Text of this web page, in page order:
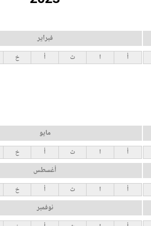
فبراير
أ ا ث أ خ
مايو
أ ا ث أ خ
أغسطس
أ ا ث أ خ
نوفمبر